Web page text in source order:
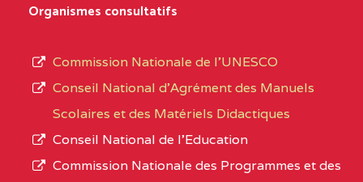
BAPTIST COMPREHENSIVE COLLEGE (
BAMENDA(1)
NORD-
OUEST
BAPTIST
COMPREHENSIVE
type
Organismes consultatifs
Commission Nationale de l’UNESCO
Conseil National d’Agrément des Manuels
Scolaires et des Matériels Didactiques
Conseil National de l’Education
Commission Nationale des Programmes et des